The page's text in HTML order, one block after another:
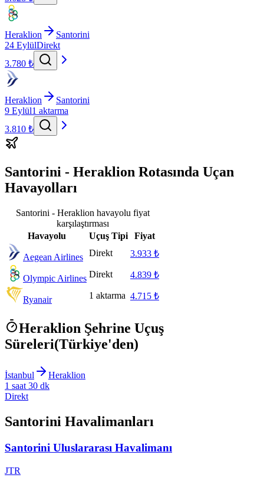
Heraklion
Santorini
24 EylülDirekt
3.780 ₺
Heraklion
Santorini
9 Eylül1 aktarma
3.810 ₺
Santorini - Heraklion Rotasında Uçan
Havayolları
Santorini - Heraklion havayolu fiyat
karşılaştırması
Havayolu
Uçuş Tipi Fiyat
Aegean Airlines Direkt 3.933 ₺
Olympic Airlines Direkt 4.839 ₺
Ryanair 1 aktarma 4.715 ₺
Heraklion Şehrine Uçuş
Süreleri(Türkiye'den)
İstanbul
Heraklion
1 saat 30 dk
Direkt
Santorini Havalimanları
Santorini Uluslararası Havalimanı
JTR